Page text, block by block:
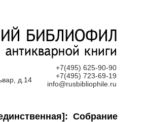
д.14
+7(495) 625-90-90
+7(495) 723-69-19
info@rusbibliophile.ru
Собрание